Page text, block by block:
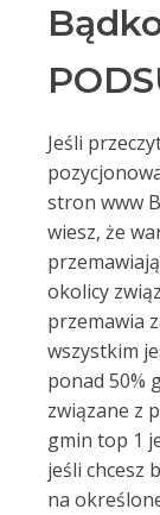
Jeśli
stron www
wiesz, że
okolicy
przemawia
wszystkim
ponad 50%
związane z
gmin top 1
jeśli chcesz
na